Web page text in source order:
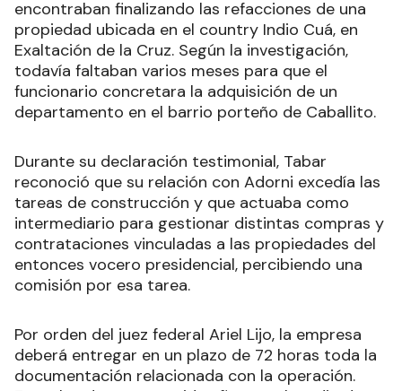
encontraban finalizando las refacciones de una
propiedad ubicada en el country Indio Cuá, en
Exaltación de la Cruz. Según la investigación,
todavía faltaban varios meses para que el
funcionario concretara la adquisición de un
departamento en el barrio porteño de Caballito.
Durante su declaración testimonial, Tabar
reconoció que su relación con Adorni excedía las
tareas de construcción y que actuaba como
intermediario para gestionar distintas compras y
contrataciones vinculadas a las propiedades del
entonces vocero presidencial, percibiendo una
comisión por esa tarea.
Por orden del juez federal Ariel Lijo, la empresa
deberá entregar en un plazo de 72 horas toda la
documentación relacionada con la operación.